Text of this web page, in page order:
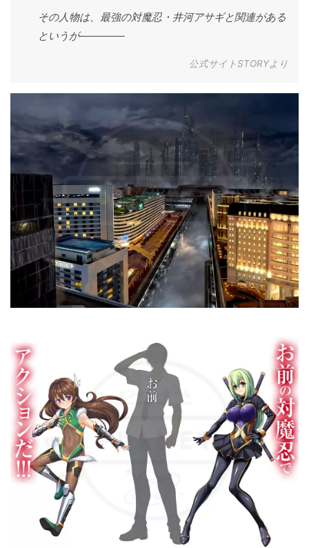
その人物は、最強の対魔忍・井河アサギと関連がある
というが──────
公式サイトSTORYより